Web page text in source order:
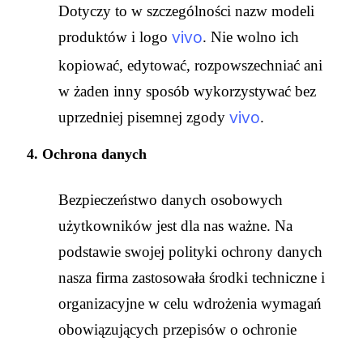
Dotyczy to w szczególności nazw modeli
produktów i logo vivo. Nie wolno ich
kopiować, edytować, rozpowszechniać ani
w żaden inny sposób wykorzystywać bez
uprzedniej pisemnej zgody vivo.
4. Ochrona danych
Bezpieczeństwo danych osobowych
użytkowników jest dla nas ważne. Na
podstawie swojej polityki ochrony danych
nasza firma zastosowała środki techniczne i
organizacyjne w celu wdrożenia wymagań
obowiązujących przepisów o ochronie